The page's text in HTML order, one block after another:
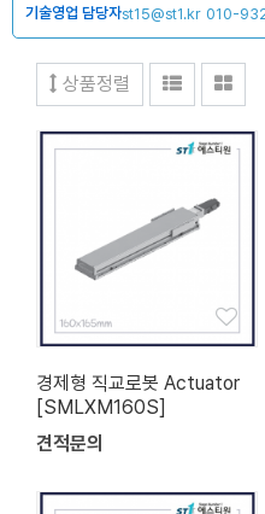
기술영업 담당자st15@st1.kr 010-
상품정렬
경제형 직교로봇 Actuator
[SMLXM160S]
견적문의